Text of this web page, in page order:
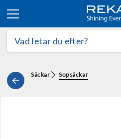
Hoppa till innehållet
Säckar Sopsäckar